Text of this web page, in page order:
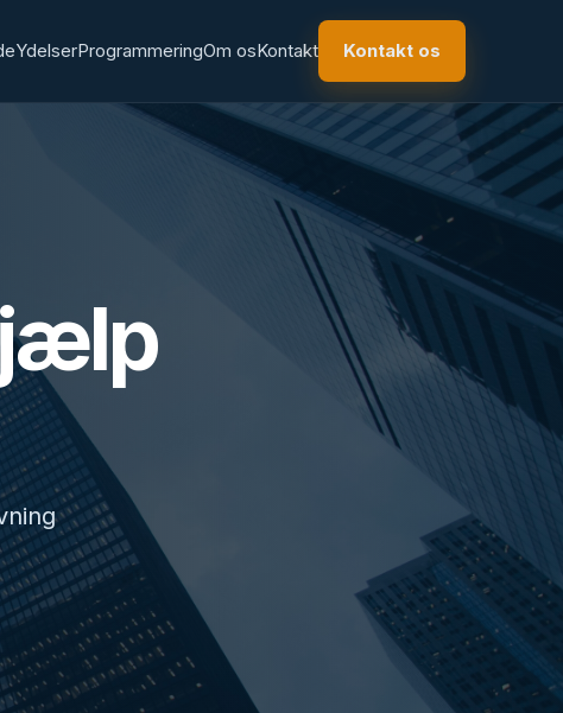
YdelserProgrammeringOm osKontakt Kontakt os